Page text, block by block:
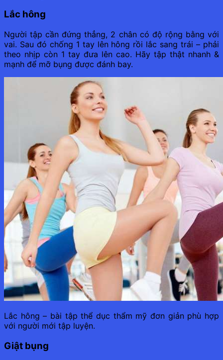
Lắc hông
Người tập cần đứng thẳng, 2 chân có độ rộng bằng với
vai. Sau đó chống 1 tay lên hông rồi lắc sang trái – phải
theo nhịp còn 1 tay đưa lên cao. Hãy tập thật nhanh &
mạnh để mỡ bụng được đánh bay.
Lắc hông – bài tập thể dục thẩm mỹ đơn giản phù hợp
với người mới tập luyện.
Giật bụng